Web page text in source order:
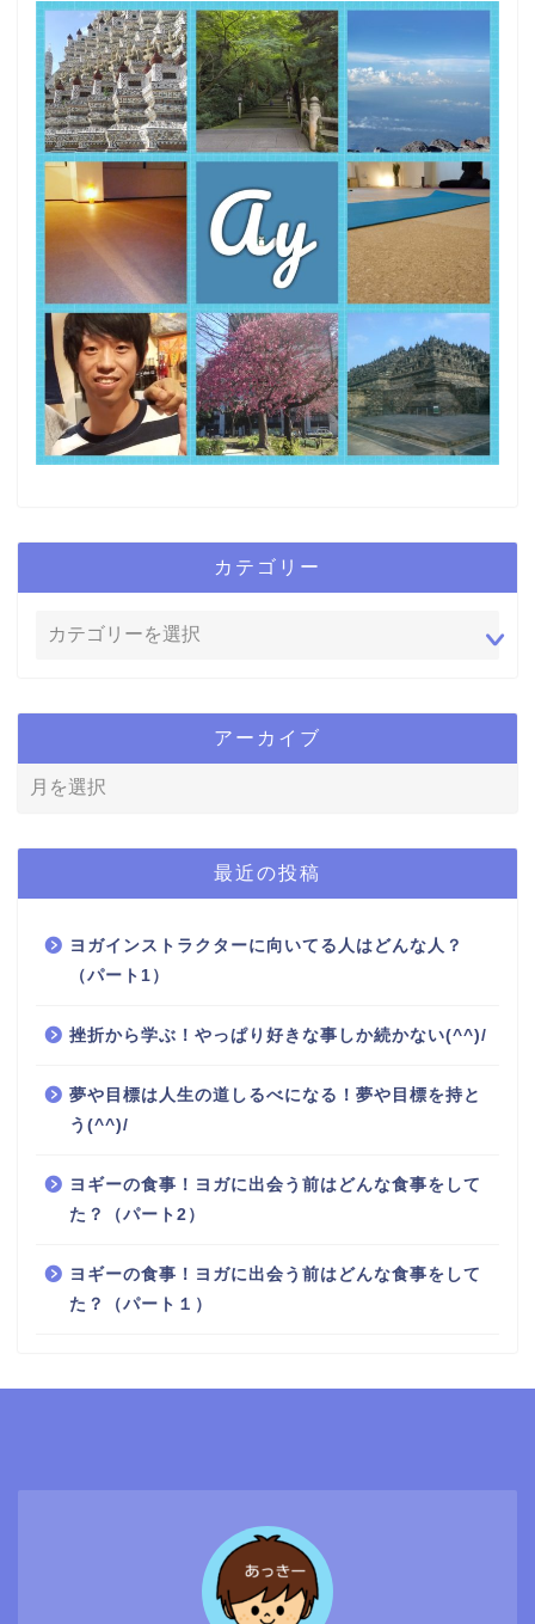
カテゴリー
アーカイブ
最近の投稿
ヨガインストラクターに向いてる人はどんな人？
（パート1）
挫折から学ぶ！やっぱり好きな事しか続かない(^^)/
夢や目標は人生の道しるべになる！夢や目標を持と
う(^^)/
ヨギーの食事！ヨガに出会う前はどんな食事をして
た？（パート2）
ヨギーの食事！ヨガに出会う前はどんな食事をして
た？（パート１）